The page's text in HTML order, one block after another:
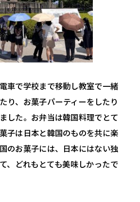
車で学校まで移動し教室で一緒
り、 お菓子パーティーをしたり
した。 お弁当は韓国料理でとて
子は日本と韓国のものを共に楽
のお菓子には、日本にはない独
、 どれもとても美味しかったで